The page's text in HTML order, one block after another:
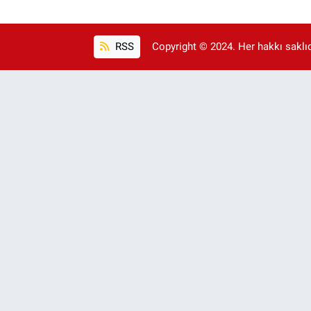
RSS Copyright © 2024. Her hakkı